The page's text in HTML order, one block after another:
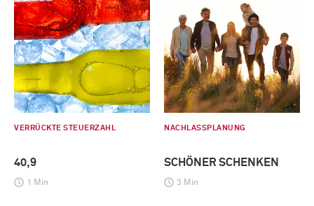
VERRÜCKTE STEUERZAHL
40,9
1 Min
NACHLASSPLANUNG
SCHÖNER SCHENKEN
3 Min